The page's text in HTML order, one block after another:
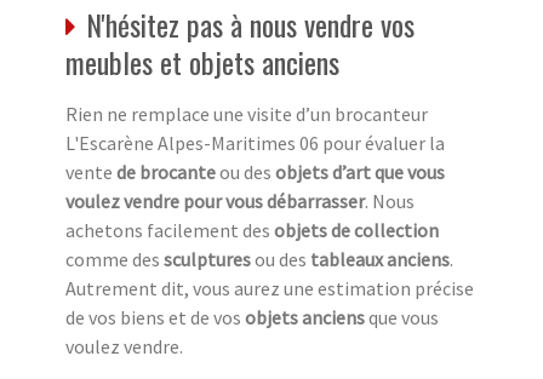
N'hésitez pas à nous vendre vos
meubles et objets anciens
Rien ne remplace une visite d’un brocanteur
L'Escarène Alpes-Maritimes 06 pour évaluer la
vente de brocanteou des objets d’art que vous
voulez vendre pour vous débarrasser. Nous
achetons facilement des objets de collection
comme des sculpturesou des tableaux anciens.
Autrement dit, vous aurez une estimation précise
de vos biens et de vos objets anciensque vous
voulez vendre.